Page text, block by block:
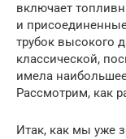
включает
и
трубок высокого
классической,
имела
Рассмотрим, как
Итак, как мы уже